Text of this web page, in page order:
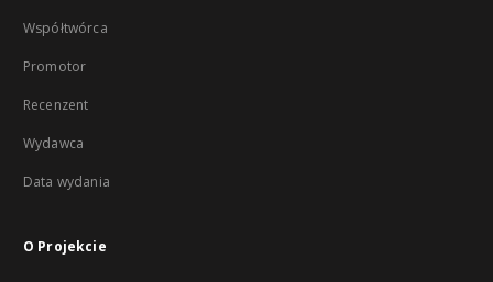
Współtwórca
Promotor
Recenzent
Wydawca
Data wydania
O Projekcie